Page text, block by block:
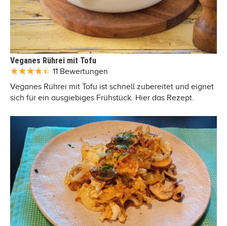
Veganes Rührei mit Tofu
11 Bewertungen
Veganes Rührei mit Tofu ist schnell zubereitet und eignet
sich für ein ausgiebiges Frühstück. Hier das Rezept.